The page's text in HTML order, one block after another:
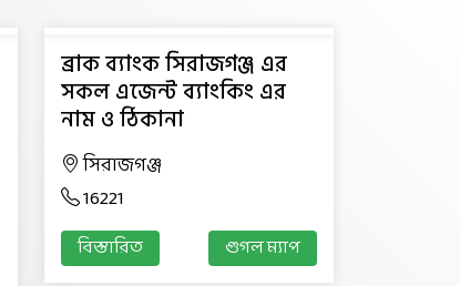
ব্রাক ব্যাংক সিরাজগঞ্জ এর
সকল এজেন্ট ব্যাংকিং এর
নাম ও ঠিকানা
সিরাজগঞ্জ
16221
বিস্তারিত গুগল ম্যাপ